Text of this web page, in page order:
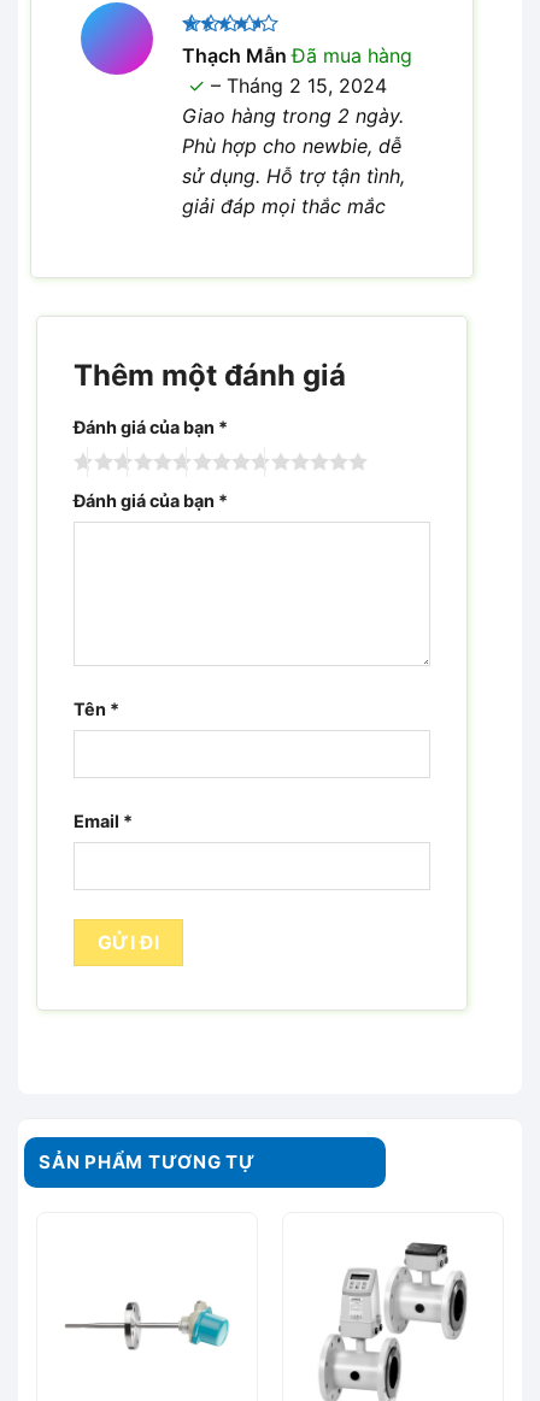
Được
xếp hạng
45 sao
Thạch MẫnĐã mua hàng
– Tháng 2 15, 2024
Giao hàng trong 2 ngày.
Phù hợp cho newbie, dễ
sử dụng. Hỗ trợ tận tình,
giải đáp mọi thắc mắc
Thêm một đánh giá
Đánh giá của bạn *
Đánh giá của bạn *
Tên *
Email *
SẢN PHẨM TƯƠNG TỰ